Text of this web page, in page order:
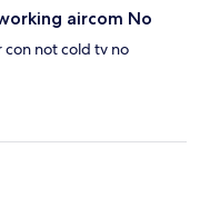
aircom No
con not cold tv no